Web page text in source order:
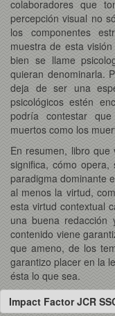
colaboradores que
percepción visual no
los componentes
muestra de esta
bien se llame
quieran denominarla.
deja de ser una
psicológicos estén
podría contestar
muertos como los
En resumen, libro
significa, cómo
paradigma dominante
al menos la virtud,
esta virtud contextual
una buena
contenido viene
que ameno, de los
garantizo placer en la
ésta lo que sea.
Impact Factor JCR